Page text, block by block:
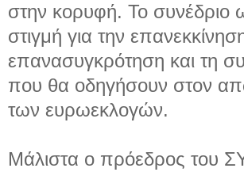
στην κορυφή. Το συνέδριο
στιγμή για την
επανασυγκρότηση και τη
που θα οδηγήσουν στον
των ευρωεκλογών.
Μάλιστα ο πρόεδρος του